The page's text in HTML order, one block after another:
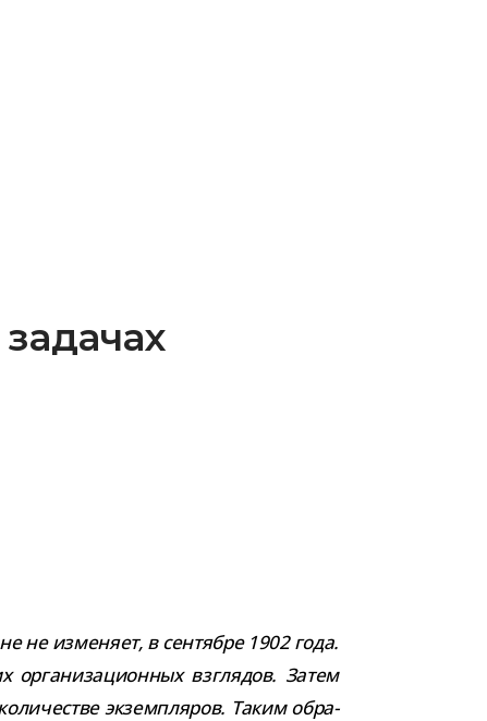
изме­няет, в сен­тябре 1902 года.
орга­ни­за­ци­он­ных взгля­дов. Затем
экзем­пля­ров. Таким обра­